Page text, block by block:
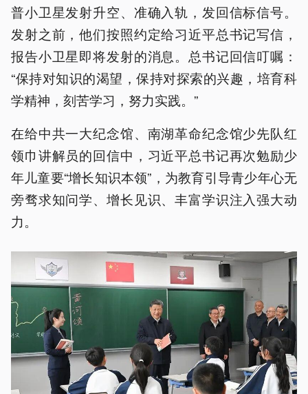
普小卫星发射升空、准确入轨，发回信标信号。
发射之前，他们按照约定给习近平总书记写信，
报告小卫星即将发射的消息。总书记回信叮嘱：
“保持对知识的渴望，保持对探索的兴趣，培育科
学精神，刻苦学习，努力实践。”
在给中共一大纪念馆、南湖革命纪念馆少先队红
领巾讲解员的回信中，习近平总书记再次勉励少
年儿童要“增长知识本领”，为教育引导青少年心无
旁骛求知问学、增长见识、丰富学识注入强大动
力。